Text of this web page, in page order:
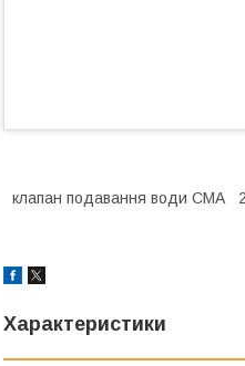
клапан подавання води СМА
Характеристики